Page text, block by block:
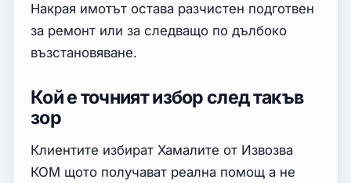
Накрая имотът остава разчистен подготвен
за ремонт или за следващо по дълбоко
възстановяване.
Кой е точният избор след такъв
зор
Клиентите избират Хамалите от Извозва
КОМ щото получават реална помощ а не